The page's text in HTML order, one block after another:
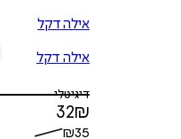
אילה דקל
אילה דקל
דיגיטלי
32₪
₪35